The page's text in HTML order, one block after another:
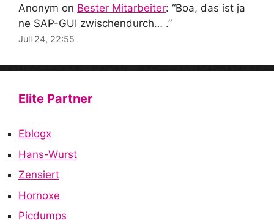
Anonym on Bester Mitarbeiter: “Boa, das ist ja
ne SAP-GUI zwischendurch… .”
Juli 24, 22:55
Elite Partner
Eblogx
Hans-Wurst
Zensiert
Hornoxe
Picdumps